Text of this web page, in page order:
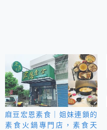
麻豆宏恩素食｜姐妹連鎖的
素食火鍋專門店，素食天